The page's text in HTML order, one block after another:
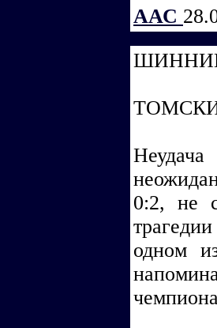
ААС
0:2, не
одном